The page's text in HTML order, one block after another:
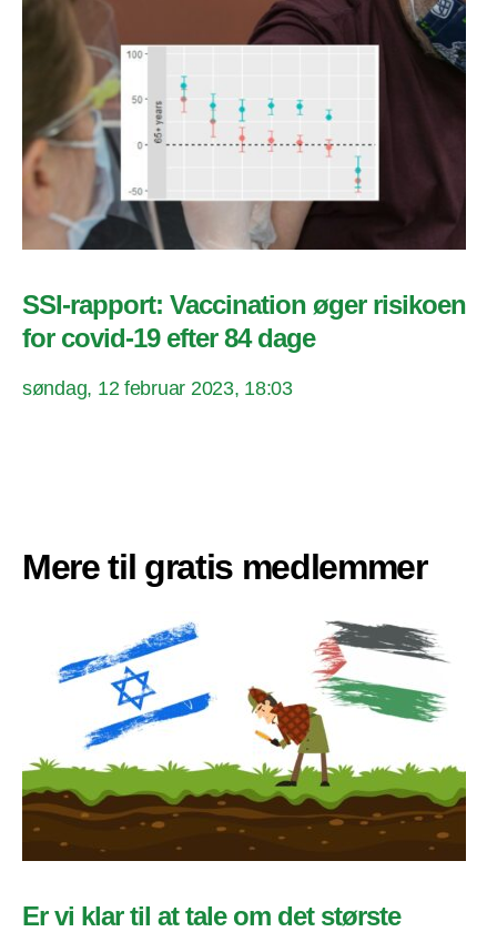
SSI-rapport: Vaccination øger risikoen
for covid-19 efter 84 dage
søndag, 12 februar 2023, 18:03
Mere til gratis medlemmer
Er vi klar til at tale om det største